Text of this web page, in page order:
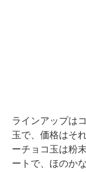
ラインアップは
玉で、価格はそ
ーチョコ玉は粉
ートで、ほのか